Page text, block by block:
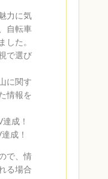
力に気
自転車
した。
で選び
に関す
情報を
成！
成！
で、情
る場合